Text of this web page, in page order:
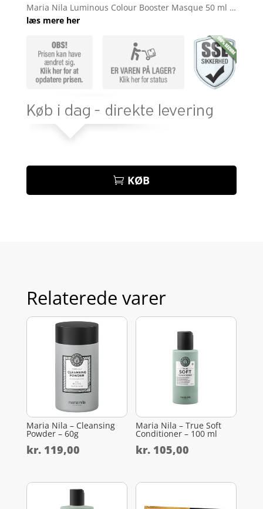
ud af 5
baseret på
Maria Nila Luminous Colour Booster Masque 50 ml …
læs mere her
KØB
Relaterede varer
Maria Nila – Cleansing
Powder – 60g
kr.119,00
Maria Nila – True Soft
Conditioner – 100 ml
kr. 105,00